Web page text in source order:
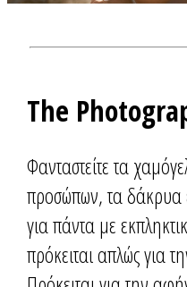
The
Φανταστείτε τα
προσώπων, τα δάκρυα
για πάντα με
πρόκειται απλώς για